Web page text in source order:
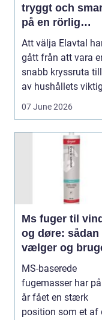
tryggt och
på en rörlig
elmarknad
Att välja Elavtal
gått från att vara
snabb kryssruta
av hushållets
07 June 2026
Ms fuger til
og døre: sådan
vælger og
du dem rigtigt
MS-baserede
fugemasser har
år fået en stærk
position som et af